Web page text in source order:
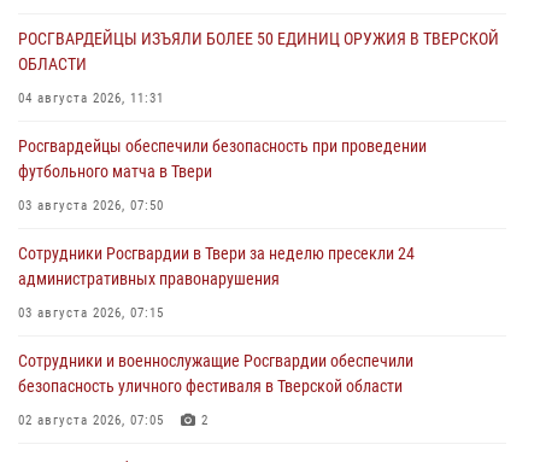
РОСГВАРДЕЙЦЫ ИЗЪЯЛИ БОЛЕЕ 50 ЕДИНИЦ ОРУЖИЯ В ТВЕРСКОЙ
ОБЛАСТИ
04 августа 2026, 11:31
Росгвардейцы обеспечили безопасность при проведении
футбольного матча в Твери
03 августа 2026, 07:50
Сотрудники Росгвардии в Твери за неделю пресекли 24
административных правонарушения
03 августа 2026, 07:15
Сотрудники и военнослужащие Росгвардии обеспечили
безопасность уличного фестиваля в Тверской области
02 августа 2026, 07:05 2